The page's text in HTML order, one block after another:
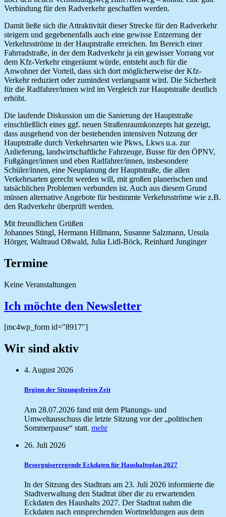
Verbindung für den Radverkehr geschaffen werden.
Damit ließe sich die Attraktivität dieser Strecke für den Radverkehr
steigern und gegebenenfalls auch eine gewisse Entzerrung der
Verkehrsströme in der Hauptstraße erreichen. Im Bereich einer
Fahrradstraße, in der dem Radverkehr ja ein gewisser Vorrang vor
dem Kfz-Verkehr eingeräumt würde, entsteht auch für die
Anwohner der Vorteil, dass sich dort möglicherweise der Kfz-
Verkehr reduziert oder zumindest verlangsamt wird. Die Sicherheit
für die Radfahrer/innen wird im Vergleich zur Hauptstraße deutlich
erhöht.
Die laufende Diskussion um die Sanierung der Hauptstraße
einschließlich eines ggf. neuen Straßenraumkonzepts hat gezeigt,
dass ausgehend von der bestehenden intensiven Nutzung der
Hauptstraße durch Verkehrsarten wie Pkws, Lkws u.a. zur
Anlieferung, landwirtschaftliche Fahrzeuge, Busse für den ÖPNV,
Fußgänger/innen und eben Radfahrer/innen, insbesondere
Schüler/innen, eine Neuplanung der Hauptstraße, die allen
Verkehrsarten gerecht werden will, mit großen planerischen und
tatsächlichen Problemen verbunden ist. Auch aus diesem Grund
müssen alternative Angebote für bestimmte Verkehrsströme wie z.B.
den Radverkehr überprüft werden.
Mit freundlichen Grüßen
Johannes Stingl, Hermann Hillmann, Susanne Salzmann, Ursula
Hörger, Waltraud Oßwald, Julia Lidl-Böck, Reinhard Junginger
Termine
Keine Veranstaltungen
Ich möchte den Newsletter
[mc4wp_form id="8917"]
Wir sind aktiv
4. August 2026
Beginn der Sitzungsfreien Zeit
Am 28.07.2026 fand mit dem Planungs- und
Umweltausschuss die letzte Sitzung vor der „politischen
Sommerpause“ statt. mehr
26. Juli 2026
Besorgniserregende Eckdaten für Haushaltsplan 2027
In der Sitzung des Stadtrats am 23. Juli 2026 informierte die
Stadtverwaltung den Stadtrat über die zu erwartenden
Eckdaten des Haushalts 2027. Der Stadtrat nahm die
Eckdaten nach entsprechenden Wortmeldungen aus dem